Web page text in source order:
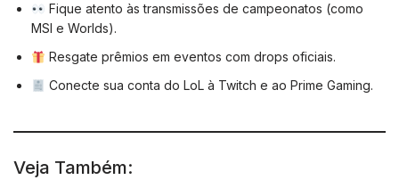
Fique atento às transmissões de campeonatos (como
MSI e Worlds).
Resgate prêmios em eventos com drops oficiais.
Conecte sua conta do LoL à Twitch e ao Prime Gaming.
Veja Também: